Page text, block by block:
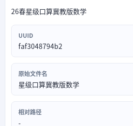
26春星级口算冀教版数学
UUID
faf3048794b2
原始文件名
星级口算冀教版数学
相对路径
-